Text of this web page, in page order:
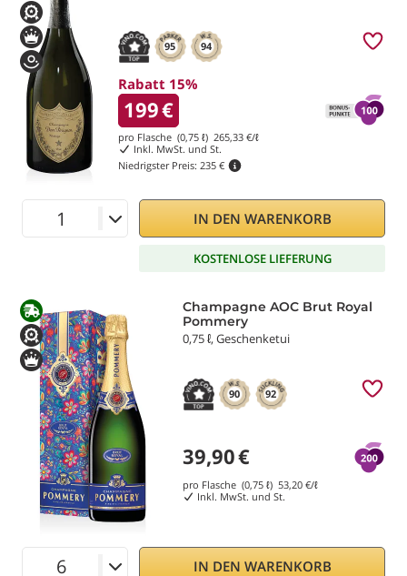
95 94
Rabatt 15%
199€
pro Flasche (0,75 ℓ) 265,33 €/ℓ
Inkl. MwSt. und St.
Niedrigster Preis: 235 €
IN DEN WARENKORB
KOSTENLOSE LIEFERUNG
Champagne AOC Brut Royal
Pommery
0,75 ℓ, Geschenketui
90 92
39,90€
pro Flasche (0,75 ℓ) 53,20€/ℓ
Inkl. MwSt. und St.
IN DEN WARENKORB